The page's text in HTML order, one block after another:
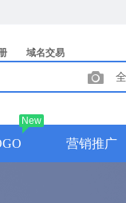
域名交易
New
营销推广